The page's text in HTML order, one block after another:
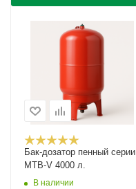
Бак-дозатор пенный серии
MTB-V 4000 л.
В наличии